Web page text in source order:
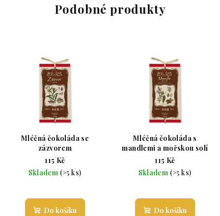
Podobné produkty
Mléčná čokoláda se
zázvorem
115 Kč
Skladem (>5 ks)
Do košíku
Mléčná čokoláda s
mandlemi a mořskou solí
115 Kč
Skladem (>5 ks)
Do košíku